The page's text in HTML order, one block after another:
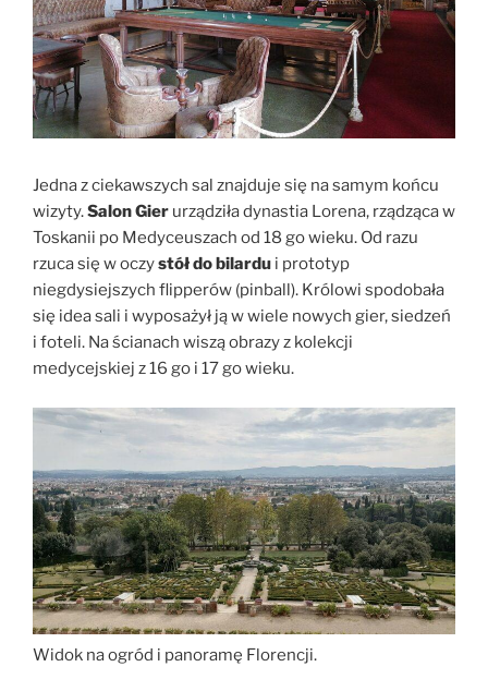
Jedna z ciekawszych sal znajduje się na samym końcu
wizyty.Salon Gier urządziła dynastia Lorena, rządząca w
Toskanii po Medyceuszach od 18 go wieku. Od razu
rzuca się w oczystół do bilardu i prototyp
niegdysiejszych flipperów (pinball). Królowi spodobała
się idea sali i wyposażył ją w wiele nowych gier, siedzeń
i foteli. Na ścianach wiszą obrazy z kolekcji
medycejskiej z 16 go i 17 go wieku.
Widok na ogród i panoramę Florencji.